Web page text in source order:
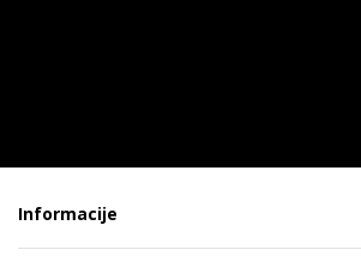
Informacije